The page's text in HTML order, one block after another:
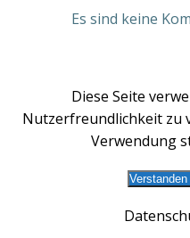
Es sind keine
© 2026 DSAV |
e.V.. Created for free
Diese Seite
Nutzerfreundlichkeit zu
Verwendung